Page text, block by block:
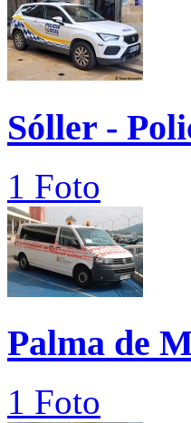
Sóller -
1 Foto
Palma de
1 Foto